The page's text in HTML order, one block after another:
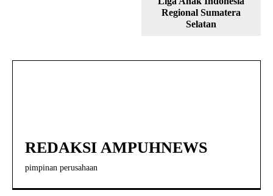
Regional Sumatera
Selatan
REDAKSI AMPUHNEWS
pimpinan perusahaan